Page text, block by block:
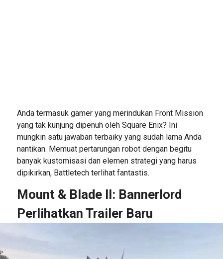
Anda termasuk gamer yang merindukan Front Mission
yang tak kunjung dipenuh oleh Square Enix? Ini
mungkin satu jawaban terbaiky yang sudah lama Anda
nantikan. Memuat pertarungan robot dengan begitu
banyak kustomisasi dan elemen strategi yang harus
dipikirkan, Battletech terlihat fantastis.
Mount & Blade II: Bannerlord
Perlihatkan Trailer Baru